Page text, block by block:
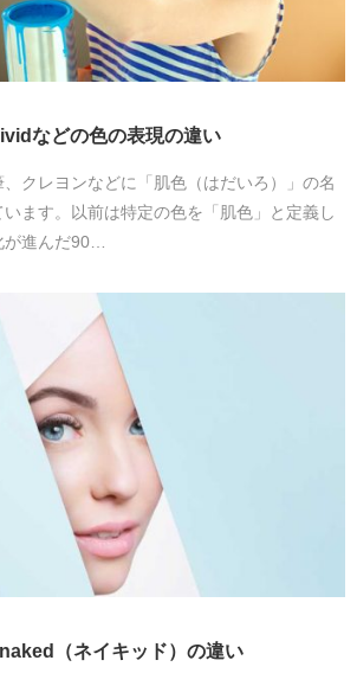
などの色の表現の違い
クレヨンなどに「肌色（はだいろ）」の名
ます。以前は特定の色を「肌色」と定義し
進んだ90…
（ネイキッド）の違い